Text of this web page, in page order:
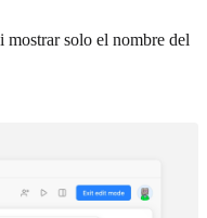
solo el nombre del